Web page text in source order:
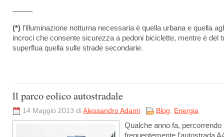
(*) l’illuminazione notturna necessaria è quella urbana e quella
incroci che consente sicurezza a pedoni biciclette, mentre è del
superflua quella sulle strade secondarie.
ll parco eolico autostradale
14 Maggio 2013 di Alessandro Adami Blog, Energia
Qualche anno fa, percorrendo